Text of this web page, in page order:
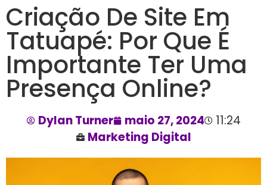
Criação De Site Em
Tatuapé: Por Que É
Importante Ter Uma
Presença Online?
Dylan Turner maio 27, 2024
11:24
Marketing Digital